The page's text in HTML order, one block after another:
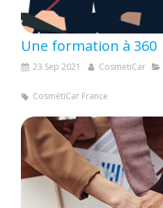
Une formation à 360
23 Sep 2021 CosmetiCar
CosmétiCar France